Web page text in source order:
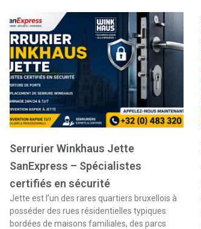
Serrurier Winkhaus Jette
SanExpress – Spécialistes
certifiés en sécurité
Jette est l’un des rares quartiers bruxellois à
posséder des rues résidentielles typiques
bordées de maisons familiales, des parcs